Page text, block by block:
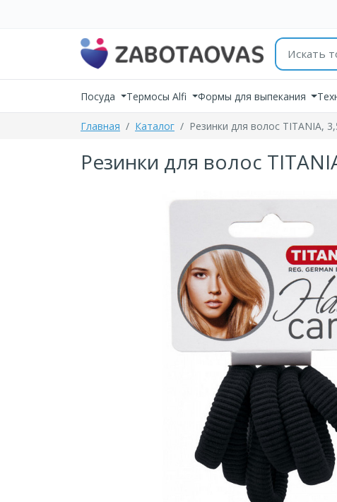
Поиск
Посуда Термосы Alfi Формы для выпекания
Главная Каталог Резинки для волос TITANIA,
Резинки для волос